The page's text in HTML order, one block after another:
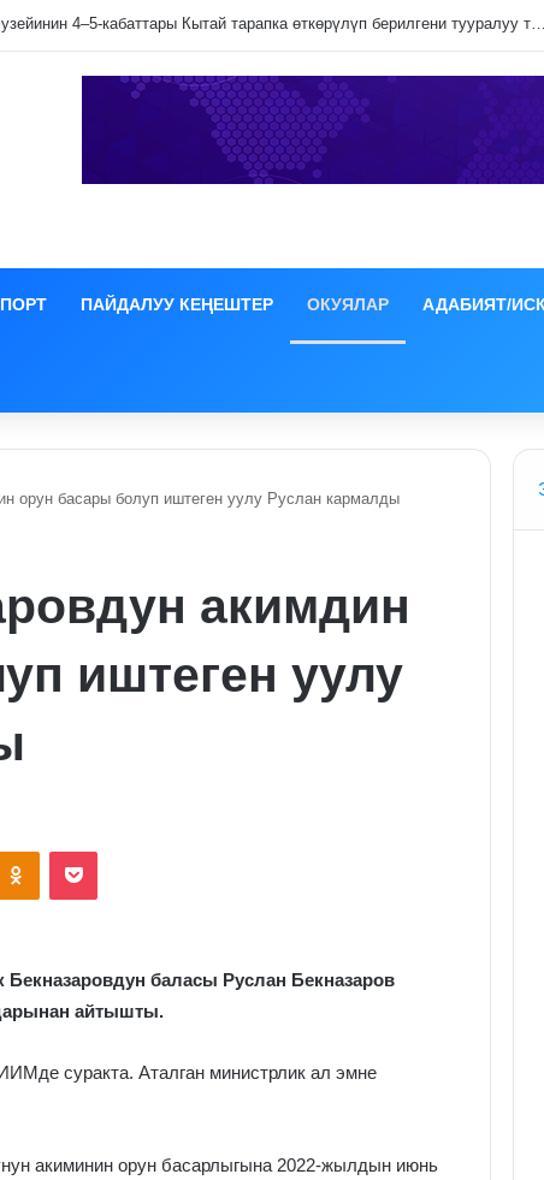
даамын жоготпоо үчүн туура жууш ыкмасы айтылды
ПАЙДАЛУУ КЕҢЕШТЕР ОКУЯЛАР АДАБИЯТ/
орун басары болуп иштеген уулу Руслан кармалды
акимдин
иштеген уулу
Odnoklassniki
Pocket
баласы Руслан Бекназаров
айтышты.
суракта. Аталган министрлик ал эмне
акиминин орун басарлыгына 2022-жылдын июнь